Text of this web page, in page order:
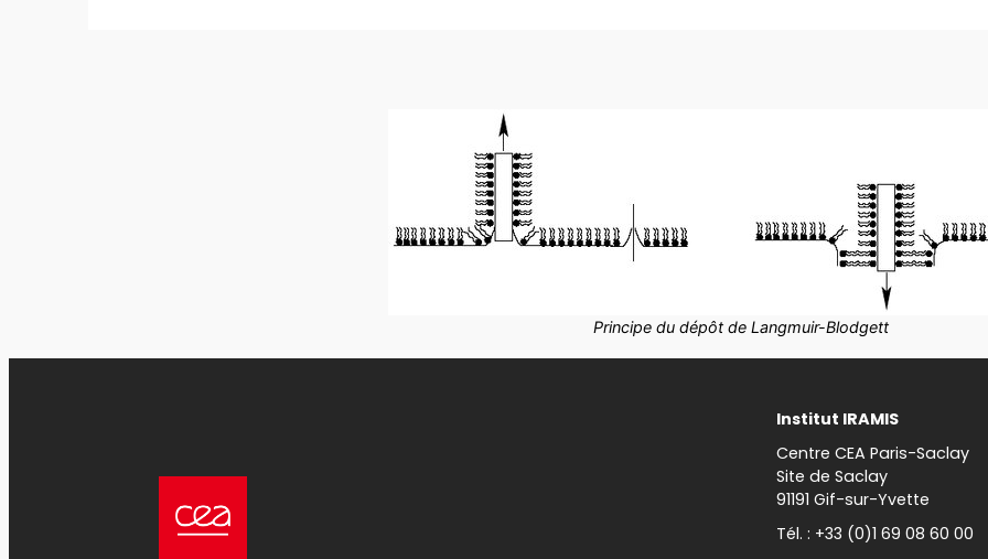
Principe du dépôt de Langmuir-Blodgett
Institut IRAMIS
Centre CEA Paris-Saclay
Site de Saclay
91191 Gif-sur-Yvette
Tél. : +33 (0)1 69 08 60 00